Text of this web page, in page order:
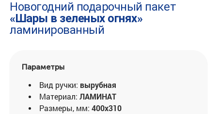
Новогодний подарочный пакет
«Шары в зеленых огнях»
ламинированный
Параметры
Вид ручки: вырубная
Материал: ЛАМИНАТ
Размеры, мм: 400x310